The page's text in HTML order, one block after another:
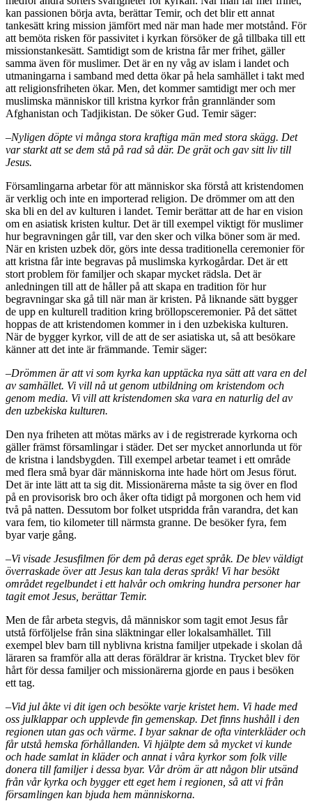
kan passionen börja avta, berättar Temir, och det blir ett annat
tankesätt kring mission jämfört med när man hade mer motstånd. För
att bemöta risken för passivitet i kyrkan försöker de gå tillbaka till ett
missionstankesätt. Samtidigt som de kristna får mer frihet, gäller
samma även för muslimer. Det är en ny våg av islam i landet och
utmaningarna i samband med detta ökar på hela samhället i takt med
att religionsfriheten ökar. Men, det kommer samtidigt mer och mer
muslimska människor till kristna kyrkor från grannländer som
Afghanistan och Tadjikistan. De söker Gud. Temir säger:
–Nyligen döpte vi många stora kraftiga män med stora skägg. Det
var starkt att se dem stå på rad så där. De grät och gav sitt liv till
Jesus.
Församlingarna arbetar för att människor ska förstå att kristendomen
är verklig och inte en importerad religion. De drömmer om att den
ska bli en del av kulturen i landet. Temir berättar att de har en vision
om en asiatisk kristen kultur. Det är till exempel viktigt för muslimer
hur begravningen går till, var den sker och vilka böner som är med.
När en kristen uzbek dör, görs inte dessa traditionella ceremonier för
att kristna får inte begravas på muslimska kyrkogårdar. Det är ett
stort problem för familjer och skapar mycket rädsla. Det är
anledningen till att de håller på att skapa en tradition för hur
begravningar ska gå till när man är kristen. På liknande sätt bygger
de upp en kulturell tradition kring bröllopsceremonier. På det sättet
hoppas de att kristendomen kommer in i den uzbekiska kulturen.
När de bygger kyrkor, vill de att de ser asiatiska ut, så att besökare
känner att det inte är främmande. Temir säger:
–Drömmen är att vi som kyrka kan upptäcka nya sätt att vara en del
av samhället. Vi vill nå ut genom utbildning om kristendom och
genom media. Vi vill att kristendomen ska vara en naturlig del av
den uzbekiska kulturen.
Den nya friheten att mötas märks av i de registrerade kyrkorna och
gäller främst församlingar i städer. Det ser mycket annorlunda ut för
de kristna i landsbygden. Till exempel arbetar teamet i ett område
med flera små byar där människorna inte hade hört om Jesus förut.
Det är inte lätt att ta sig dit. Missionärerna måste ta sig över en flod
på en provisorisk bro och åker ofta tidigt på morgonen och hem vid
två på natten. Dessutom bor folket utspridda från varandra, det kan
vara fem, tio kilometer till närmsta granne. De besöker fyra, fem
byar varje gång.
–Vi visade Jesusfilmen för dem på deras eget språk. De blev väldigt
överraskade över att Jesus kan tala deras språk! Vi har besökt
området regelbundet i ett halvår och omkring hundra personer har
tagit emot Jesus, berättar Temir.
Men de får arbeta stegvis, då människor som tagit emot Jesus får
utstå förföljelse från sina släktningar eller lokalsamhället. Till
exempel blev barn till nyblivna kristna familjer utpekade i skolan då
läraren sa framför alla att deras föräldrar är kristna. Trycket blev för
hårt för dessa familjer och missionärerna gjorde en paus i besöken
ett tag.
–Vid jul åkte vi dit igen och besökte varje kristet hem. Vi hade med
oss julklappar och upplevde fin gemenskap. Det finns hushåll i den
regionen utan gas och värme. I byar saknar de ofta vinterkläder och
får utstå hemska förhållanden. Vi hjälpte dem så mycket vi kunde
och hade samlat in kläder och annat i våra kyrkor som folk ville
donera till familjer i dessa byar. Vår dröm är att någon blir utsänd
från vår kyrka och bygger ett eget hem i regionen, så att vi från
församlingen kan bjuda hem människorna.